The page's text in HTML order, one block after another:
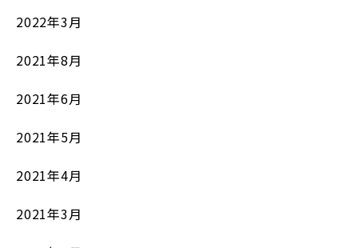
2022年3月
2021年8月
2021年6月
2021年5月
2021年4月
2021年3月